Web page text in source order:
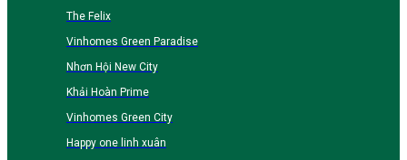
The Felix
Vinhomes Green Paradise
Nhơn Hội New City
Khải Hoàn Prime
Vinhomes Green City
Happy one linh xuân